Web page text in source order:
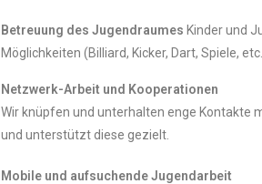
Betreuung des Jugendraumes Kinder und
Möglichkeiten (Billiard, Kicker, Dart, Spiele,
Netzwerk-Arbeit und Kooperationen
Wir knüpfen und unterhalten enge Kontakte
und unterstützt diese gezielt.
Mobile und aufsuchende Jugendarbeit